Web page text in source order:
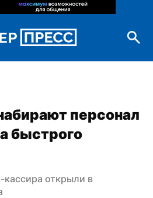
персонал
быстрого
кассира открыли в